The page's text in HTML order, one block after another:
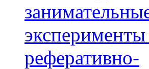
реферативно-